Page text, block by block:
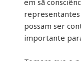
em sã
possam ser
importante